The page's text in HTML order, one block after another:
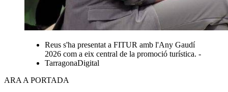
Reus s'ha presentat a FITUR amb l'Any Gaudí
2026 com a eix central de la promoció turística. -
TarragonaDigital
ARA A PORTADA